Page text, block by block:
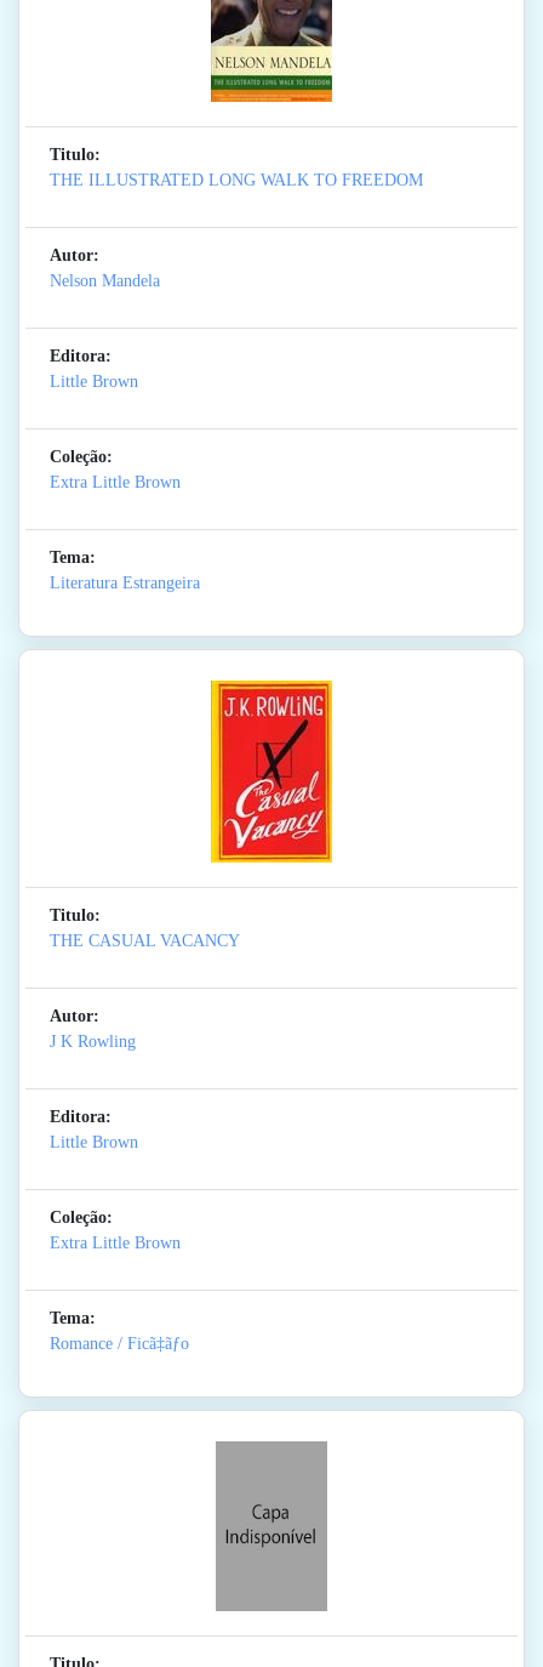
Titulo:
THE ILLUSTRATED LONG WALK TO FREEDOM
Autor:
Nelson Mandela
Editora:
Little Brown
Coleção:
Extra Little Brown
Tema:
Literatura Estrangeira
Titulo:
THE CASUAL VACANCY
Autor:
J K Rowling
Editora:
Little Brown
Coleção:
Extra Little Brown
Tema:
Romance / Ficã‡ãƒo